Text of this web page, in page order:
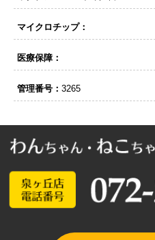
マイクロチップ：
医療保障：
管理番号： 3265